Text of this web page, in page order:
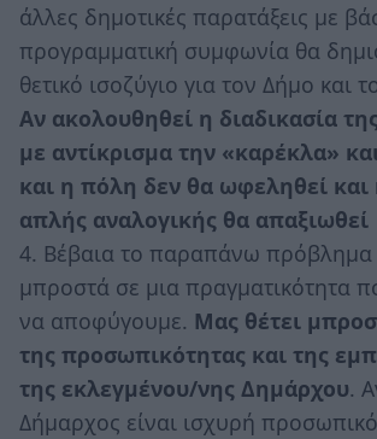
άλλες δημοτικές παρατάξεις με
προγραμματική συμφωνία θα
θετικό ισοζύγιο για τον Δήμο και
Αν ακολουθηθεί η διαδικασία
με αντίκρισμα την «καρέκλα»
και η πόλη δεν θα ωφεληθεί και
απλής αναλογικής θα απαξιωθεί
4. Βέβαια το παραπάνω πρόβλημα
μπροστά σε μια πραγματικότητα
να αποφύγουμε. Μας θέτει
της προσωπικότητας και της
της εκλεγμένου/νης Δημάρχου.
Δήμαρχος είναι ισχυρή